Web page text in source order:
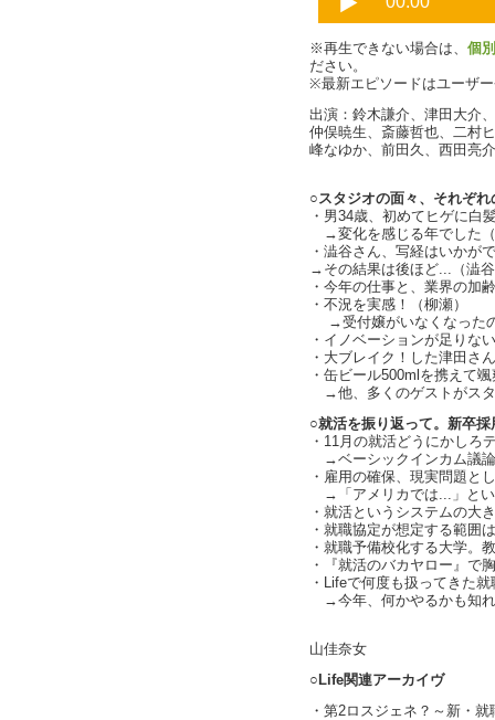
※再生できない場合は、 個
ださい。
※最新エピソードはユーザ
出演：鈴木謙介、津田大介
仲俣暁生、斎藤哲也、二村
峰なゆか、前田久、西田亮
○スタジオの面々、それぞれ
・男34歳、初めてヒゲに白
→変化を感じる年でした
・澁谷さん、写経はいかが
→その結果は後ほど...（澁
・今年の仕事と、業界の加
・不況を実感！（柳瀬）
→受付嬢がいなくなった
・イノベーションが足りな
・大ブレイク！した津田さ
・缶ビール500mlを携えて
→他、多くのゲストがス
○就活を振り返って。新卒
・11月の就活どうにかしろ
→ベーシックインカム議
・雇用の確保、現実問題と
→「アメリカでは...」とい
・就活というシステムの大
・就職協定が想定する範囲
・就職予備校化する大学。
・『就活のバカヤロー』で
・Lifeで何度も扱ってきた
→今年、何かやるかも知
山佳奈女
○Life関連アーカイヴ
・第2ロスジェネ？～新・